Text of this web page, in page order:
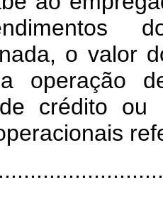
o valor
operação
crédito ou